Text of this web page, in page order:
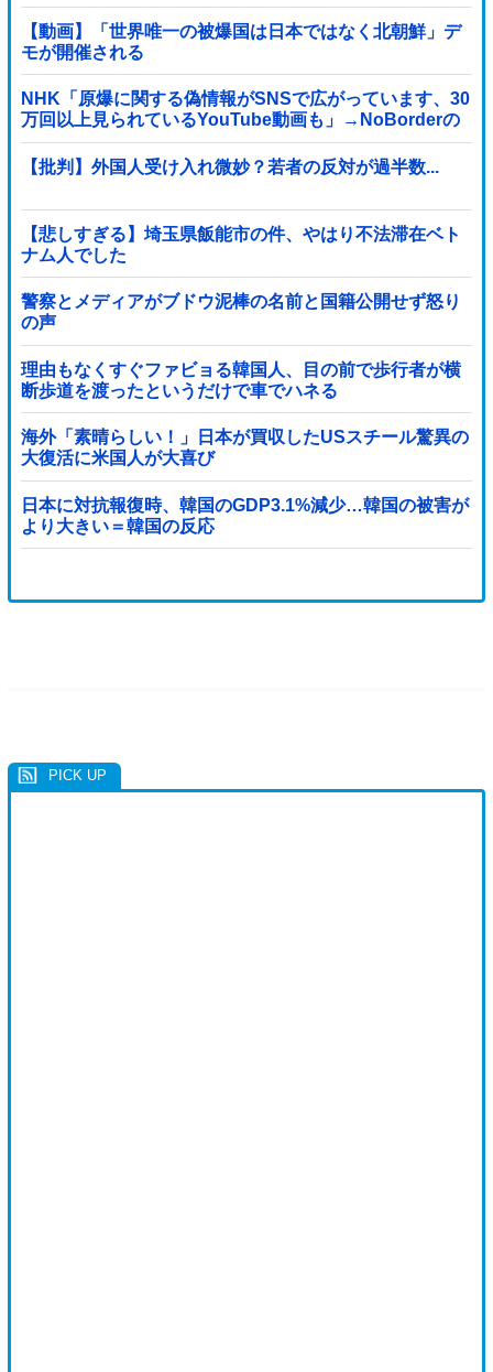
【動画】「世界唯一の被爆国は日本ではなく北朝鮮」デ
モが開催される
NHK「原爆に関する偽情報がSNSで広がっています、30
万回以上見られているYouTube動画も」→NoBorderの
動画では？と話題
【批判】外国人受け入れ微妙？若者の反対が過半数...
【悲しすぎる】埼玉県飯能市の件、やはり不法滞在ベト
ナム人でした
警察とメディアがブドウ泥棒の名前と国籍公開せず怒り
の声
理由もなくすぐファビョる韓国人、目の前で歩行者が横
断歩道を渡ったというだけで車でハネる
海外「素晴らしい！」日本が買収したUSスチール驚異の
大復活に米国人が大喜び
日本に対抗報復時、韓国のGDP3.1%減少…韓国の被害が
より大きい＝韓国の反応